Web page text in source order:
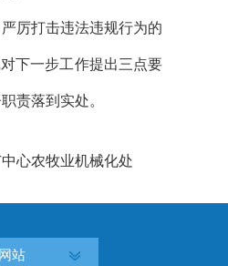
严厉打击违法违规行为的
对下一步工作提出三点要
责落到实处。
中心农牧业机械化处
站